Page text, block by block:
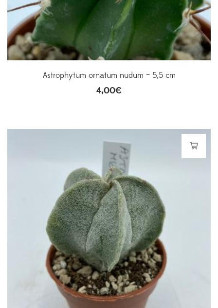
Astrophytum ornatum nudum – 5,5 cm
4,00€